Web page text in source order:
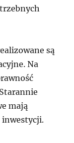
są
Na
mają
inwestycji.